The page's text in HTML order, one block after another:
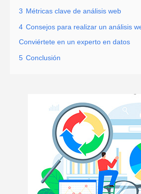
3 Métricas clave de análisis web
4 Consejos para realizar un análisis
Conviértete en un experto en datos
5 Conclusión